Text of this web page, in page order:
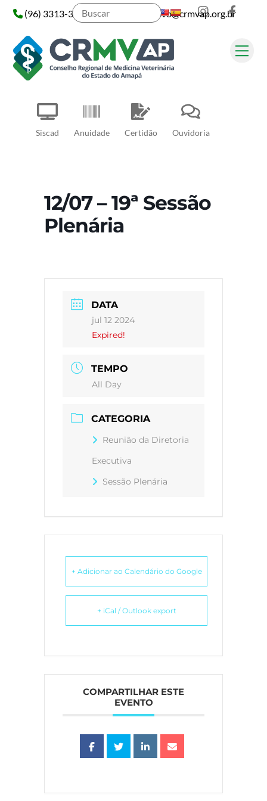
Skip
content
Siscad Anuidade Certidão Ouvidoria
Instagram
(96) 3313-3313
administrativo@crmvap.org.br
Pesquisar
12/07 – 19ª Sessão
Plenária
DATA
jul 12 2024
Expired!
TEMPO
All Day
CATEGORIA
Reunião da Diretoria
Executiva
Sessão Plenária
+ Adicionar ao Calendário do Google
+ iCal / Outlook export
COMPARTILHAR ESTE
EVENTO